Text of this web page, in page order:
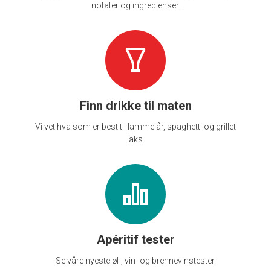
notater og ingredienser.
Finn drikke til maten
Vi vet hva som er best til lammelår, spaghetti og grillet
laks.
Apéritif tester
Se våre nyeste øl-, vin- og brennevinstester.